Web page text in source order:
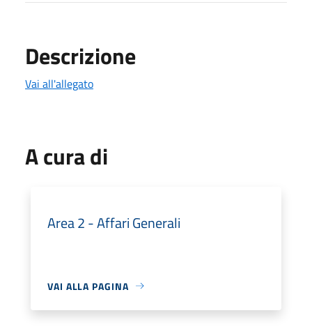
Descrizione
Vai all'allegato
A cura di
Area 2 - Affari Generali
VAI ALLA PAGINA